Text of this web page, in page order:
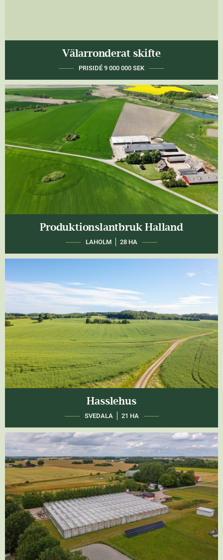
Välarronderat skifte
ANBUDSDAG 31/8 2026
Produktionslantbruk Halland
LAHOLM 28 HA
Hasslehus
SVEDALA 21 HA